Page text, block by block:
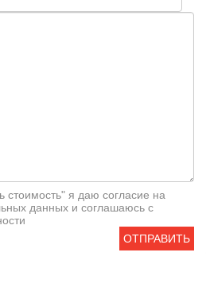
стоимость" я даю согласие на
данных и соглашаюсь с
ОТПРАВИТЬ